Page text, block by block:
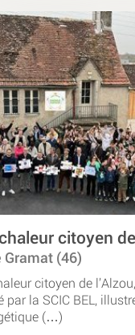
citoyen
Gramat (46)
citoyen de
par la SCIC BEL,
(…)